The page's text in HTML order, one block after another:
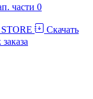
Скачать